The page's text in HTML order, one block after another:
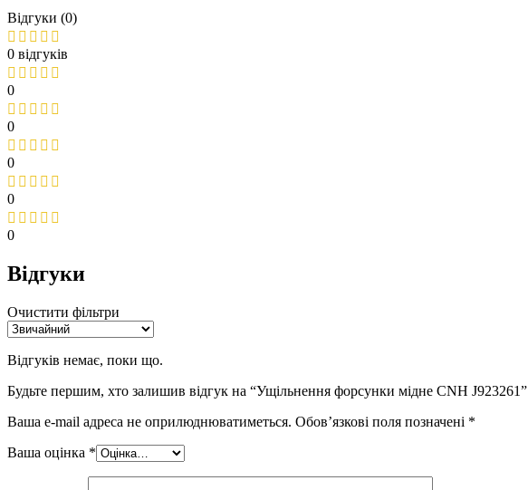
Відгуки (0)
0 відгуків
0
0
0
0
0
Відгуки
Очистити фільтри
Відгуків немає, поки що.
Будьте першим, хто залишив відгук на “Ущільнення форсунки мідне CNH J923261”
Ваша e-mail адреса не оприлюднюватиметься. Обов’язкові поля позначені *
Ваша оцінка *